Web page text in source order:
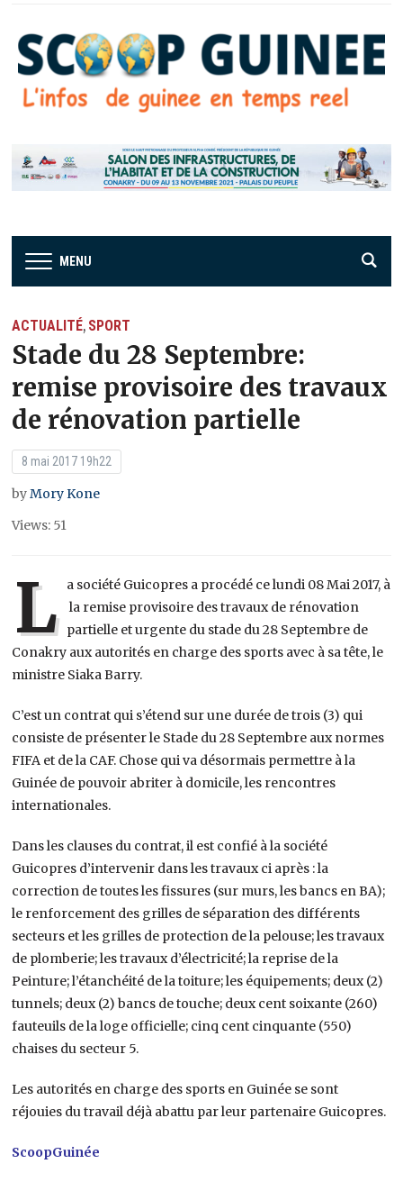
MENU
ACTUALITÉ, SPORT
Stade du 28 Septembre:
remise provisoire des travaux
de rénovation partielle
8 mai 2017 19h22
byMory Kone
Views: 51
L a société Guicopres a procédé ce lundi 08 Mai 2017, à
la remise provisoire des travaux de rénovation
partielle et urgente du stade du 28 Septembre de
Conakry aux autorités en charge des sports avec à sa tête, le
ministre Siaka Barry.
C’est un contrat qui s’étend sur une durée de trois (3) qui
consiste de présenter le Stade du 28 Septembre aux normes
FIFA et de la CAF. Chose qui va désormais permettre à la
Guinée de pouvoir abriter à domicile, les rencontres
internationales.
Dans les clauses du contrat, il est confié à la société
Guicopres d’intervenir dans les travaux ci après : la
correction de toutes les fissures (sur murs, les bancs en BA);
le renforcement des grilles de séparation des différents
secteurs et les grilles de protection de la pelouse; les travaux
de plomberie; les travaux d’électricité; la reprise de la
Peinture; l’étanchéité de la toiture; les équipements; deux (2)
tunnels; deux (2) bancs de touche; deux cent soixante (260)
fauteuils de la loge officielle; cinq cent cinquante (550)
chaises du secteur 5.
Les autorités en charge des sports en Guinée se sont
réjouies du travail déjà abattu par leur partenaire Guicopres.
ScoopGuinée